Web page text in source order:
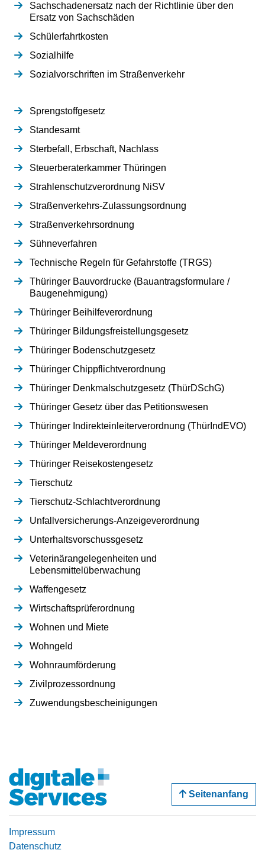
Sachschadenersatz nach der Richtlinie über den
Ersatz von Sachschäden
Schülerfahrtkosten
Sozialhilfe
Sozialvorschriften im Straßenverkehr
Sprengstoffgesetz
Standesamt
Sterbefall, Erbschaft, Nachlass
Steuerberaterkammer Thüringen
Strahlenschutzverordnung NiSV
Straßenverkehrs-Zulassungsordnung
Straßenverkehrsordnung
Sühneverfahren
Technische Regeln für Gefahrstoffe (TRGS)
Thüringer Bauvordrucke (Bauantragsformulare /
Baugenehmigung)
Thüringer Beihilfeverordnung
Thüringer Bildungsfreistellungsgesetz
Thüringer Bodenschutzgesetz
Thüringer Chippflichtverordnung
Thüringer Denkmalschutzgesetz (ThürDSchG)
Thüringer Gesetz über das Petitionswesen
Thüringer Indirekteinleiterverordnung (ThürIndEVO)
Thüringer Meldeverordnung
Thüringer Reisekostengesetz
Tierschutz
Tierschutz-Schlachtverordnung
Unfallversicherungs-Anzeigeverordnung
Unterhaltsvorschussgesetz
Veterinärangelegenheiten und
Lebensmittelüberwachung
Waffengesetz
Wirtschaftsprüferordnung
Wohnen und Miete
Wohngeld
Wohnraumförderung
Zivilprozessordnung
Zuwendungsbescheinigungen
Seitenanfang
Impressum
Datenschutz